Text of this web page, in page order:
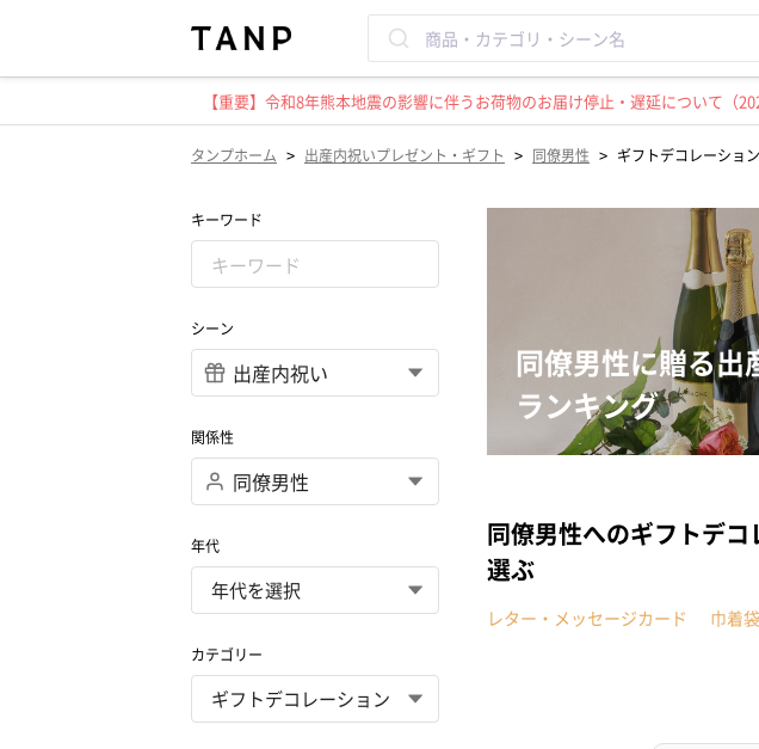
【重要】令和8年熊本地震の影響に伴うお荷物のお届け停止・遅延について（
タンプホーム > 出産内祝いプレゼント・ギフト > 同僚男性 > ギフトデコレーション
キーワード
シーン
関係性
年代
カテゴリー
同僚男性に贈る出
ランキング
同僚男性へのギフトデ
選ぶ
レター・メッセージカード 巾着袋